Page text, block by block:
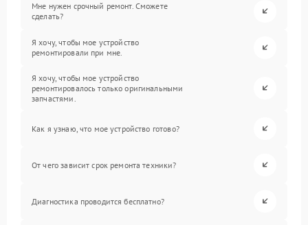
Мне нужен срочный ремонт. Сможете
сделать?
Я хочу, чтобы мое устройство
ремонтировали при мне.
Я хочу, чтобы мое устройство
ремонтировалось только оригинальными
запчастями.
Как я узнаю, что мое устройство готово?
От чего зависит срок ремонта техники?
Диагностика проводится бесплатно?